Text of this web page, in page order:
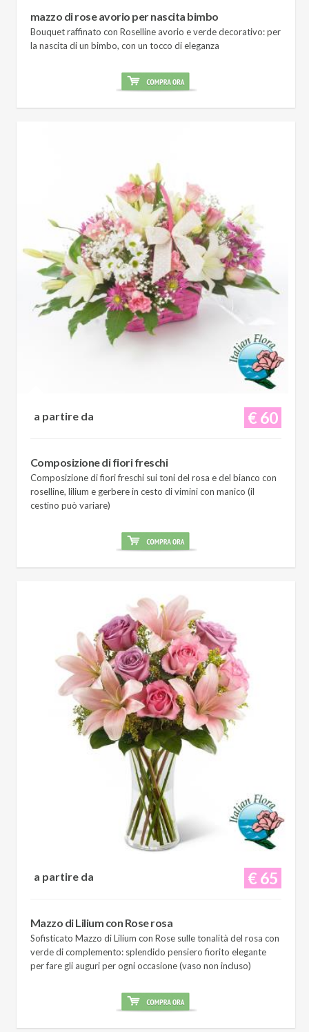
mazzo di rose avorio per nascita bimbo
Bouquet raffinato con Roselline avorio e verde decorativo: per
la nascita di un bimbo, con un tocco di eleganza
€ 60
a partire da
Composizione di fiori freschi
Composizione di fiori freschi sui toni del rosa e del bianco con
roselline, lilium e gerbere in cesto di vimini con manico (il
cestino può variare)
€ 65
a partire da
Mazzo di Lilium con Rose rosa
Sofisticato Mazzo di Lilium con Rose sulle tonalità del rosa con
verde di complemento: splendido pensiero fiorito elegante
per fare gli auguri per ogni occasione (vaso non incluso)